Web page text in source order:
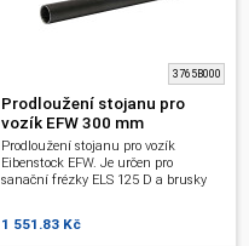
3765B000
Prodloužení stojanu pro
vozík EFW 300 mm
Prodloužení stojanu pro vozík
Eibenstock EFW. Je určen pro
sanační frézky ELS 125 D a brusky
1 551.83 Kč